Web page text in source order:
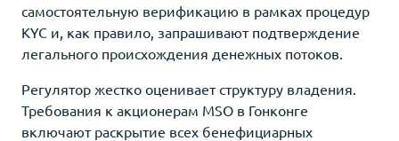
самостоятельную верификацию в рамках процедур
KYC и, как правило, запрашивают подтверждение
легального происхождения денежных потоков.
Регулятор жестко оценивает структуру владения.
Требования к акционерам MSO в Гонконге
включают раскрытие всех бенефициарных